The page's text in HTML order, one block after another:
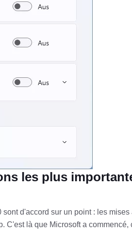
les plus
d'accord sur un point : les
C'est là que Microsoft a commencé,